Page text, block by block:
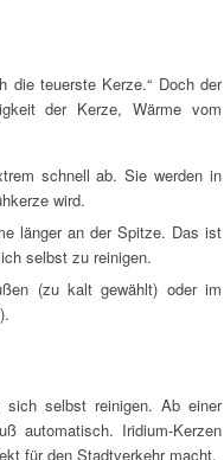
die teuerste Kerze.“ Doch der
der Kerze, Wärme vom
schnell ab. Sie werden in
wird.
länger an der Spitze. Das ist
selbst zu reinigen.
(zu kalt gewählt) oder im
sich selbst reinigen. Ab einer
automatisch. Iridium-Kerzen
für den Stadtverkehr macht.